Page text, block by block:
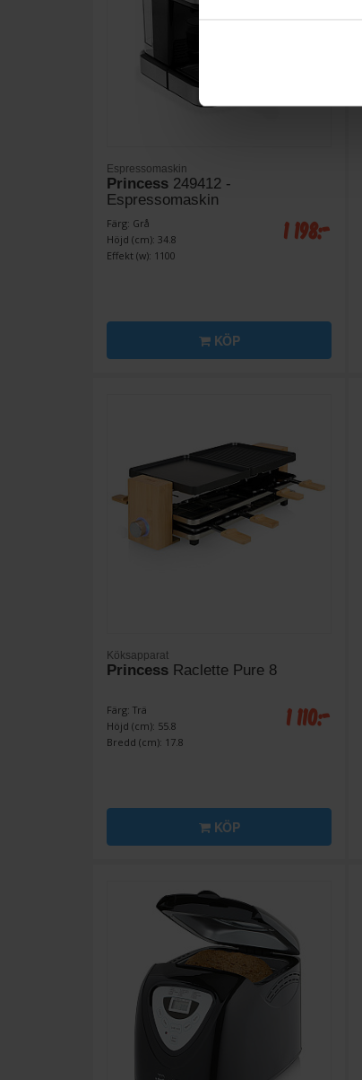
Espressomaskin
Princess 249412 -
Espressomaskin
Färg: Grå
Höjd (cm): 34.8
Effekt (w): 1100
1 198:-
KÖP
Köksapparat
Princess Raclette Pure 8
Färg: Trä
Höjd (cm): 55.8
Bredd (cm): 17.8
1 110:-
KÖP